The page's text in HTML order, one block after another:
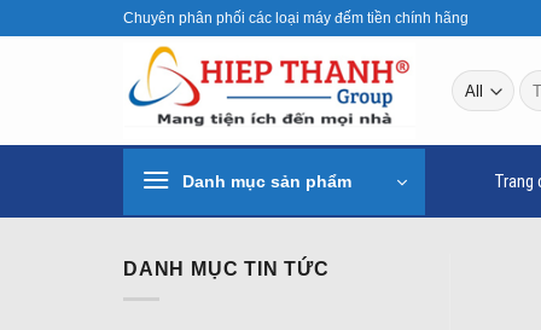
Chuyên phân phối các loại máy đếm tiền chính hãng
Tìm
Danh mục sản phẩm Trang
DANH MỤC TIN TỨC